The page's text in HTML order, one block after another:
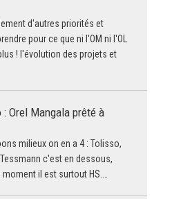
d'autres priorités et
pour ce que ni l'OM ni l'OL
! l'évolution des projets et
: Orel Mangala prêté à
milieux on en a 4 : Tolisso,
c'est en dessous,
il est surtout HS.…